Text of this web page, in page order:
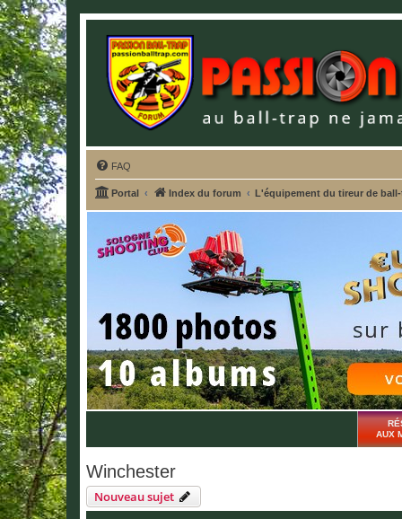
FAQ
Portal Index du forum L'équipement du tireur de
AUX
Winchester
Nouveau sujet